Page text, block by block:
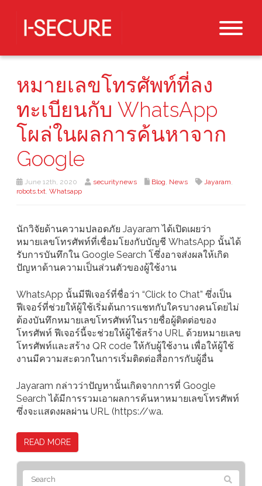
หมายเลขโทรศัพท์ที่ลง
ทะเบียนกับ WhatsApp
โผล่ในผลการค้นหาจาก
Google
June 12th, 2020 securitynews Blog, News Jayaram,
robots.txt, Whatsapp
นักวิจัยด้านความปลอดภัย Jayaram ได้เปิดเผยว่า
หมายเลขโทรศัพท์ที่เชื่อมโยงกับบัญชี WhatsApp นั้นได้
รับการบันทึกใน Google Search โซึ่งอาจส่งผลให้เกิด
ปัญหาด้านความเป็นส่วนตัวของผู้ใช้งาน
WhatsApp นั้นมีฟีเจอร์ที่ชื่อว่า “Click to Chat” ซึ่งเป็น
ฟีเจอร์ที่ช่วยให้ผู้ใช้เริ่มต้นการแชทกับใครบางคนโดยไม่
ต้องบันทึกหมายเลขโทรศัพท์ในรายชื่อผู้ติดต่อของ
โทรศัพท์ ฟีเจอร์นี้จะช่วยให้ผู้ใช้สร้าง URL ด้วยหมายเลข
โทรศัพท์และสร้าง QR code ให้กับผู้ใช้งาน เพื่อให้ผู้ใช้
งานมีความสะดวกในการเริ่มติดต่อสื่อการกับผู้อื่น
Jayaram กล่าวว่าปัญหานั้นเกิดจากการที่ Google
Search ได้มีการรวมเอาผลการค้นหาหมายเลขโทรศัพท์
ซึ่งจะเเสดงผลผ่าน URL (https://wa.
READ MORE